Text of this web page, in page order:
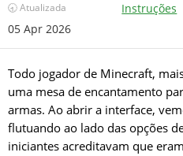
🕣 Atualizada
05 Apr 2026
Instruções
Todo jogador de Minecraft,
uma mesa de encantamento
armas. Ao abrir a interface,
flutuando ao lado das opções
iniciantes acreditavam que